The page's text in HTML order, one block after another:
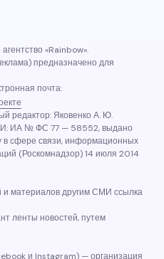
«Rainbow».
предназначено для
почта:
редактор: Яковенко А. Ю.
ИА № ФС 77 — 58552, выдано
в сфере связи, информационных
(Роскомнадзор) 14 июля 2014
материалов другим СМИ ссылка
ленты новостей, путем
и Instagram) — организация